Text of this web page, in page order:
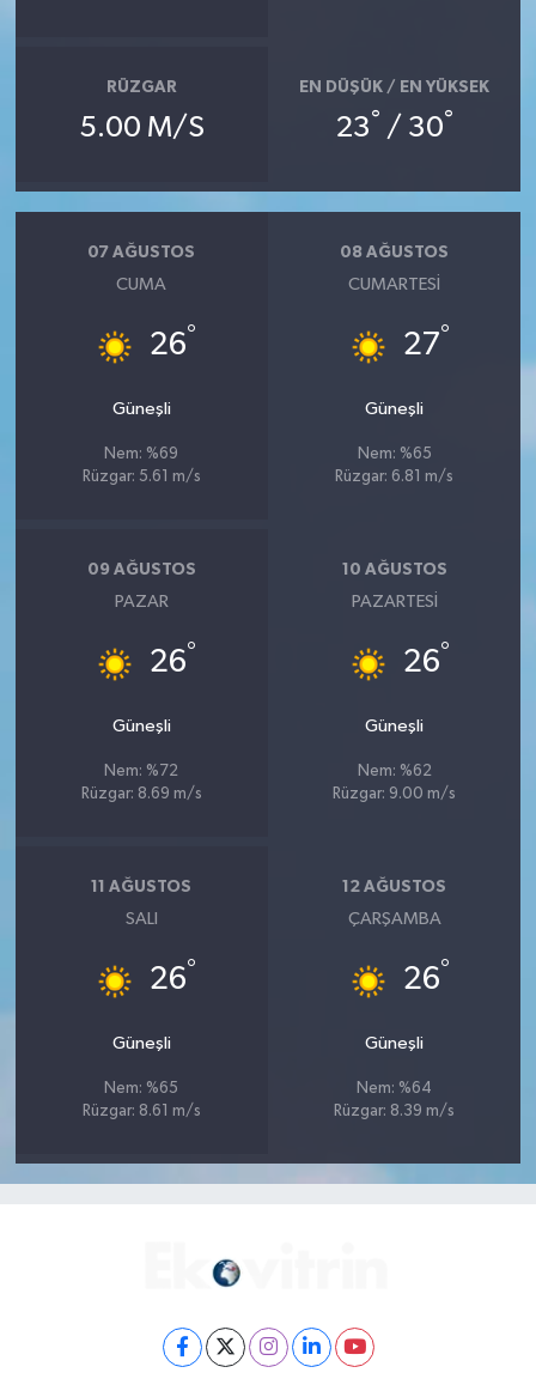
RÜZGAR
5.00 M/S
EN DÜŞÜK / EN YÜKSEK
23° / 30°
07 AĞUSTOS
CUMA
26°
Güneşli
Nem: %69
Rüzgar: 5.61 m/s
08 AĞUSTOS
CUMARTESI
27°
Güneşli
Nem: %65
Rüzgar: 6.81 m/s
09 AĞUSTOS
PAZAR
26°
Güneşli
Nem: %72
Rüzgar: 8.69 m/s
10 AĞUSTOS
PAZARTESI
26°
Güneşli
Nem: %62
Rüzgar: 9.00 m/s
11 AĞUSTOS
SALI
26°
Güneşli
Nem: %65
Rüzgar: 8.61 m/s
12 AĞUSTOS
ÇARŞAMBA
26°
Güneşli
Nem: %64
Rüzgar: 8.39 m/s